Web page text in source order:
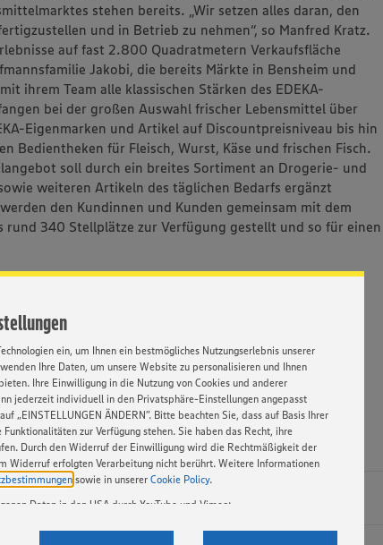
ein, um Ihnen ein bestmögliches Nutzungserlebnis unserer
Ihre Daten, um unsere Website zu personalisieren und Ihnen
Ihre Einwilligung in die Nutzung von Cookies und anderer
jederzeit individuell in den Privatsphäre-Einstellungen angepasst
„EINSTELLUNGEN ÄNDERN”. Bitte beachten Sie, dass auf Basis Ihrer
zur Verfügung stehen. Sie haben das Recht, ihre
Durch den Widerruf der Einwilligung wird die Rechtmäßigkeit der
Widerruf erfolgten Verarbeitung nicht berührt. Weitere Informationen
sowie in unserer Cookie Policy.
Daten in den USA durch YouTube und Vimeo:
Videos von YouTube und Vimeo ein. Wenn Sie auf „Zustimmen” klicken,
stehen bereits. „Wir setzen alles daran, den
und in Betrieb zu nehmen“, so Manfred Kratz.
auf fast 2.800 Quadratmetern Verkaufsfläche
Jakobi, die bereits Märkte in Bensheim und
ihrem Team alle klassischen Stärken des EDEKA-
bei der großen Auswahl frischer Lebensmittel über
Eigenmarken und Artikel auf Discountpreisniveau bis hin
Bedientheken für Fleisch, Wurst, Käse und frischen Fisch.
soll durch ein breites Sortiment an Drogerie- und
weiteren Artikeln des täglichen Bedarfs ergänzt
den Kundinnen und Kunden gemeinsam mit dem
340 Stellplätze zur Verfügung gestellt und so für einen